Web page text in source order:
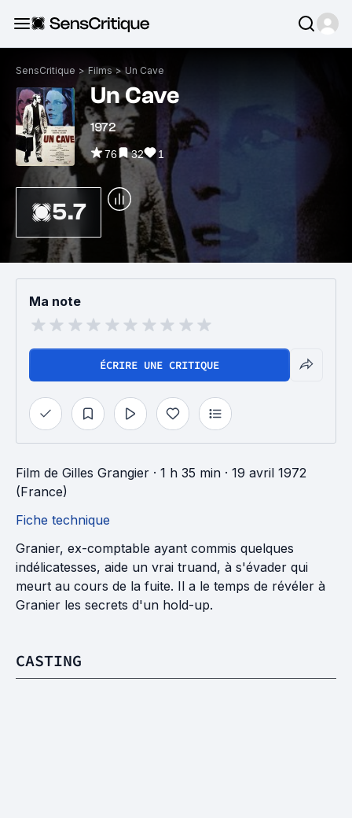
SensCritique > Films > Un Cave
Un Cave
1972
76 32 1
5.7
Ma note
ÉCRIRE UNE CRITIQUE
Film de Gilles Grangier · 1 h 35 min · 19 avril 1972
(France)
Fiche technique
Granier, ex-comptable ayant commis quelques
indélicatesses, aide un vrai truand, à s'évader qui
meurt au cours de la fuite. Il a le temps de révéler à
Granier les secrets d'un hold-up.
CASTING